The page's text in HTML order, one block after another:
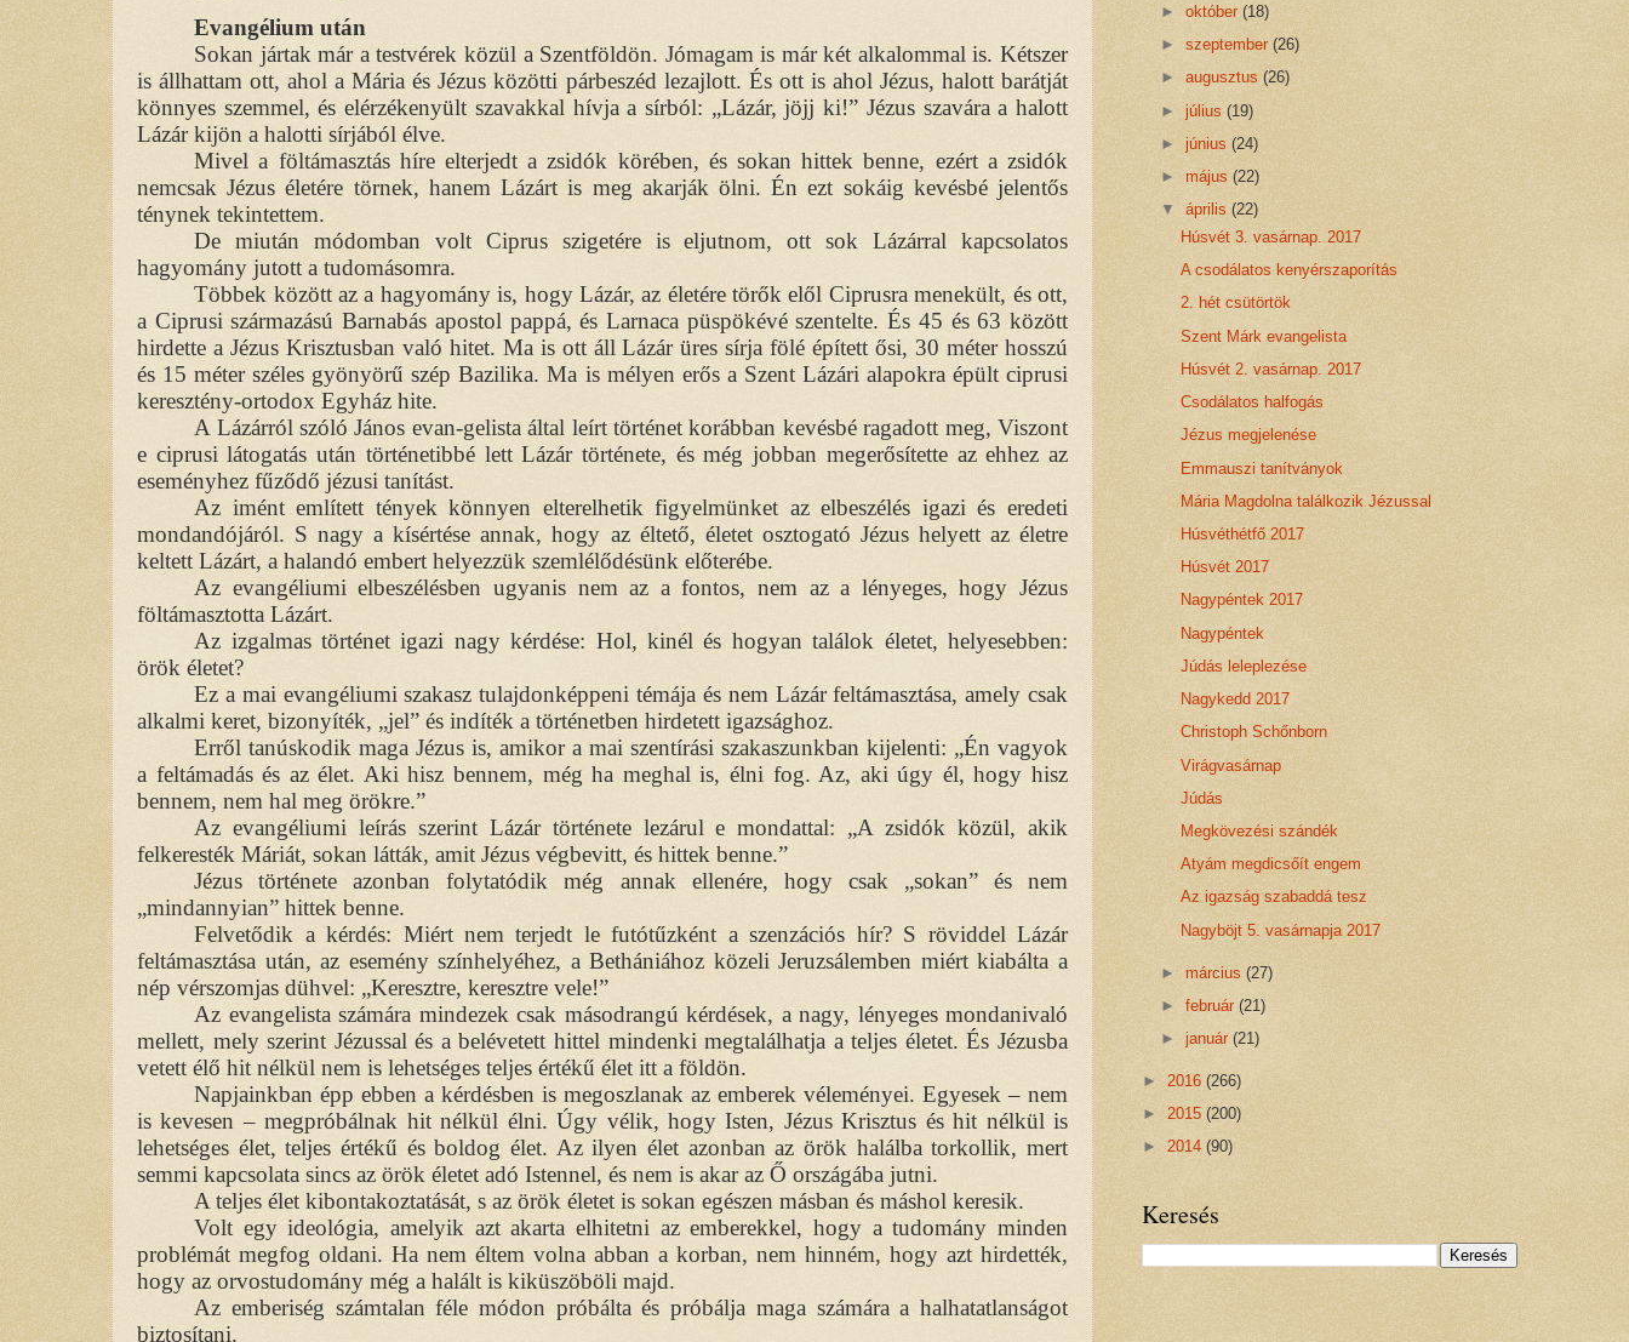
Evangélium után
Sokan jártak már a testvérek közül a Szentföldön. Jómagam is már két alkalommal is. Kétszer
is állhattam ott, ahol a Mária és Jézus közötti párbeszéd lezajlott. És ott is ahol Jézus, halott barátját
könnyes szemmel, és elérzékenyült szavakkal hívja a sírból: „Lázár, jöjj ki!” Jézus szavára a halott
Lázár kijön a halotti sírjából élve.
Mivel a föltámasztás híre elterjedt a zsidók körében, és sokan hittek benne, ezért a zsidók
nemcsak Jézus életére törnek, hanem Lázárt is meg akarják ölni. Én ezt sokáig kevésbé jelentős
ténynek tekintettem.
De miután módomban volt Ciprus szigetére is eljutnom, ott sok Lázárral kapcsolatos
hagyomány jutott a tudomásomra.
Többek között az a hagyomány is, hogy Lázár, az életére törők elől Ciprusra menekült, és ott,
a Ciprusi származású Barnabás apostol pappá, és Larnaca püspökévé szentelte. És 45 és 63 között
hirdette a Jézus Krisztusban való hitet. Ma is ott áll Lázár üres sírja fölé épített ősi, 30 méter hosszú
és 15 méter széles gyönyörű szép Bazilika. Ma is mélyen erős a Szent Lázári alapokra épült ciprusi
keresztény-ortodox Egyház hite.
A Lázárról szóló János evan-gelista által leírt történet korábban kevésbé ragadott meg, Viszont
e ciprusi látogatás után történetibbé lett Lázár története, és még jobban megerősítette az ehhez az
eseményhez fűződő jézusi tanítást.
Az imént említett tények könnyen elterelhetik figyelmünket az elbeszélés igazi és eredeti
mondandójáról. S nagy a kísértése annak, hogy az éltető, életet osztogató Jézus helyett az életre
keltett Lázárt, a halandó embert helyezzük szemlélődésünk előterébe.
Az evangéliumi elbeszélésben ugyanis nem az a fontos, nem az a lényeges, hogy Jézus
föltámasztotta Lázárt.
Az izgalmas történet igazi nagy kérdése: Hol, kinél és hogyan találok életet, helyesebben:
örök életet?
Ez a mai evangéliumi szakasz tulajdonképpeni témája és nem Lázár feltámasztása, amely csak
alkalmi keret, bizonyíték, „jel” és indíték a történetben hirdetett igazsághoz.
Erről tanúskodik maga Jézus is, amikor a mai szentírási szakaszunkban kijelenti: „Én vagyok
a feltámadás és az élet. Aki hisz bennem, még ha meghal is, élni fog. Az, aki úgy él, hogy hisz
bennem, nem hal meg örökre.”
Az evangéliumi leírás szerint Lázár története lezárul e mondattal: „A zsidók közül, akik
felkeresték Máriát, sokan látták, amit Jézus végbevitt, és hittek benne.”
Jézus története azonban folytatódik még annak ellenére, hogy csak „sokan” és nem
„mindannyian” hittek benne.
Felvetődik a kérdés: Miért nem terjedt le futótűzként a szenzációs hír? S röviddel Lázár
feltámasztása után, az esemény színhelyéhez, a Bethániához közeli Jeruzsálemben miért kiabálta a
nép vérszomjas dühvel: „Keresztre, keresztre vele!”
Az evangelista számára mindezek csak másodrangú kérdések, a nagy, lényeges mondanivaló
mellett, mely szerint Jézussal és a belévetett hittel mindenki megtalálhatja a teljes életet. És Jézusba
vetett élő hit nélkül nem is lehetséges teljes értékű élet itt a földön.
Napjainkban épp ebben a kérdésben is megoszlanak az emberek véleményei. Egyesek – nem
is kevesen – megpróbálnak hit nélkül élni. Úgy vélik, hogy Isten, Jézus Krisztus és hit nélkül is
lehetséges élet, teljes értékű és boldog élet. Az ilyen élet azonban az örök halálba torkollik, mert
semmi kapcsolata sincs az örök életet adó Istennel, és nem is akar az Ő országába jutni.
A teljes élet kibontakoztatását, s az örök életet is sokan egészen másban és máshol keresik.
Volt egy ideológia, amelyik azt akarta elhitetni az emberekkel, hogy a tudomány minden
problémát megfog oldani. Ha nem éltem volna abban a korban, nem hinném, hogy azt hirdették,
hogy az orvostudomány még a halált is kiküszöböli majd.
Az emberiség számtalan féle módon próbálta és próbálja maga számára a halhatatlanságot
biztosítani.
►október(18)
►szeptember(26)
►augusztus(26)
►július(19)
►június(24)
►május(22)
▼április(22)
Húsvét 3. vasárnap. 2017
A csodálatos kenyérszaporítás
2. hét csütörtök
Szent Márk evangelista
Húsvét 2. vasárnap. 2017
Csodálatos halfogás
Jézus megjelenése
Emmauszi tanítványok
Mária Magdolna találkozik Jézussal
Húsvéthétfő 2017
Húsvét 2017
Nagypéntek 2017
Nagypéntek
Júdás leleplezése
Nagykedd 2017
Christoph Schőnborn
Virágvasárnap
Júdás
Megkövezési szándék
Atyám megdicsőít engem
Az igazság szabaddá tesz
Nagyböjt 5. vasárnapja 2017
►március(27)
►február(21)
► január(21)
► 2016 (266)
► 2015 (200)
► 2014 (90)
Keresés